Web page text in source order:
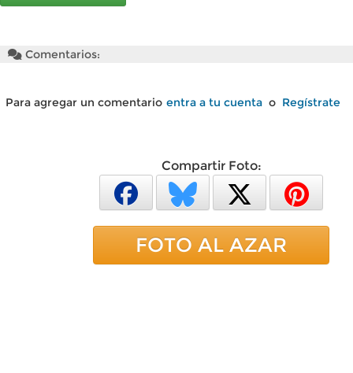
Comentarios:
Para agregar un comentario entra a tu cuenta o Regístrate
Compartir Foto:
FOTO AL AZAR